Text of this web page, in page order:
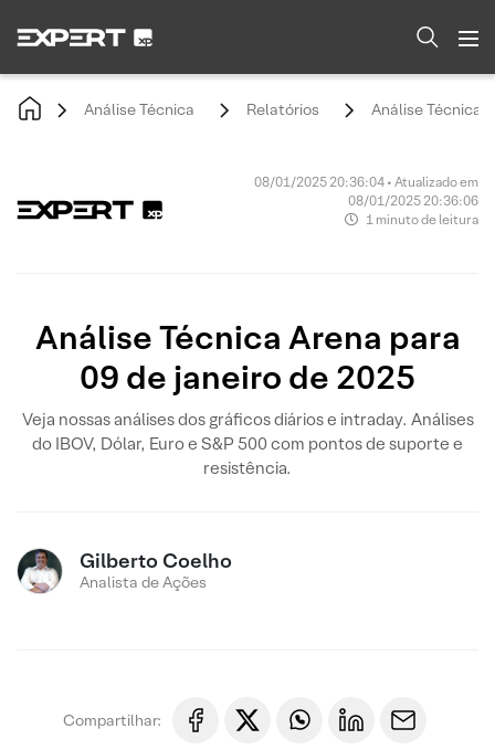
Análise Técnica Relatórios Análise Técnica
08/01/2025 20:36:04 • Atualizado em
08/01/2025 20:36:06
1 minuto de leitura
Análise Técnica Arena para
09 de janeiro de 2025
Veja nossas análises dos gráficos diários e intraday. Análises
do IBOV, Dólar, Euro e S&P 500 com pontos de suporte e
resistência.
Gilberto Coelho
Analista de Ações
Compartilhar: